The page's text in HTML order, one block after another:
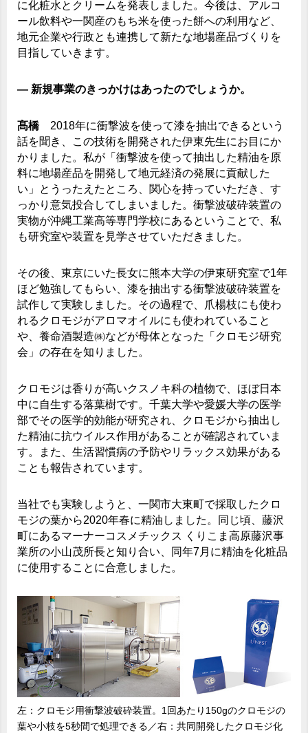
に化粧水とクリームを発表しました。今後は、アルコ
ール飲料や一関産のもち米を使った餅への利用など、
地元企業や行政とも連携して新たな地場産品づくりを
目指していきます。
― 新規事業のきっかけはあったのでしょうか。
髙橋2018年に衝撃波を使って漆を抽出できるという
話を聞き、この技術を開発された伊東先生にお目にか
かりました。私が「衝撃波を使って抽出した精油を原
料に地場産品を開発して地元経済の発展に貢献した
い」とうったえたところ、関心を持っていただき、す
っかり意気投合してしまいました。衝撃波破砕装置の
実物が沖縄工業高等専門学校にあるということで、私
も研究室や装置を見学させていただきました。
その後、東京にいた長女に熊本大学の伊東研究室で1年
ほど勉強してもらい、漆を抽出する衝撃波破砕装置を
試作して実験しました。その過程で、爪楊枝にも使わ
れるクロモジがアロマオイルにも使われていること
や、養命酒製造㈱などが母体となった「クロモジ研究
会」の存在を知りました。
クロモジは香りが高いクスノキ科の植物で、ほぼ日本
中に自生する落葉樹です。千葉大学や愛媛大学の医学
部でその医学的効能が研究され、クロモジから抽出し
た精油に抗ウイルス作用があることが確認されていま
す。また、生活習慣病の予防やリラックス効果がある
ことも報告されています。
当社でも実験しようと、一関市大東町で採取したクロ
モジの葉から2020年春に精油しました。同じ頃、藤沢
町にあるマーナーコスメチックス くりこま高原藤沢事
業所の小山茂所長と知り合い、同年7月に精油を化粧品
に使用することに合意しました。
左：クロモジ用衝撃波破砕装置。1回あたり150gのクロモジの
葉や小枝を5秒間で処理できる／右：共同開発したクロモジ化